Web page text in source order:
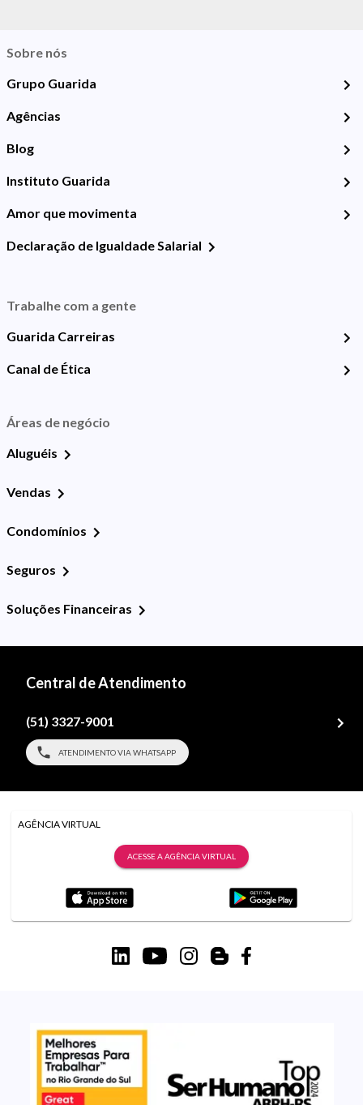
Sobre nós
Grupo Guarida
Agências
Blog
Instituto Guarida
Amor que movimenta
Declaração de Igualdade Salarial
Trabalhe com a gente
Guarida Carreiras
Canal de Ética
Áreas de negócio
Aluguéis
Vendas
Condomínios
Seguros
Soluções Financeiras
Central de Atendimento
(51) 3327-9001
ATENDIMENTO VIA WHATSAPP
AGÊNCIA VIRTUAL
ACESSE A AGÊNCIA VIRTUAL